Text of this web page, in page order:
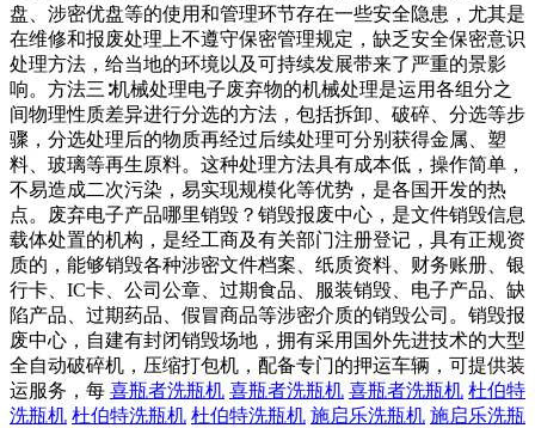
盘、涉密优盘等的使用和管理环节存在一些安全隐患，尤其是
在维修和报废处理上不遵守保密管理规定，缺乏安全保密意识
处理方法，给当地的环境以及可持续发展带来了严重的景影
响。方法三∶机械处理电子废弃物的机械处理是运用各组分之
间物理性质差异进行分选的方法，包括拆卸、破碎、分选等步
骤，分选处理后的物质再经过后续处理可分别获得金属、塑
料、玻璃等再生原料。这种处理方法具有成本低，操作简单，
不易造成二次污染，易实现规模化等优势，是各国开发的热
点。废弃电子产品哪里销毁？销毁报废中心，是文件销毁信息
载体处置的机构，是经工商及有关部门注册登记，具有正规资
质的，能够销毁各种涉密文件档案、纸质资料、财务账册、银
行卡、IC卡、公司公章、过期食品、服装销毁、电子产品、缺
陷产品、过期药品、假冒商品等涉密介质的销毁公司。销毁报
废中心，自建有封闭销毁场地，拥有采用国外先进技术的大型
全自动破碎机，压缩打包机，配备专门的押运车辆，可提供装
运服务，每 喜瓶者洗瓶机 喜瓶者洗瓶机 喜瓶者洗瓶机 杜伯特
洗瓶机 杜伯特洗瓶机 杜伯特洗瓶机 施启乐洗瓶机 施启乐洗瓶